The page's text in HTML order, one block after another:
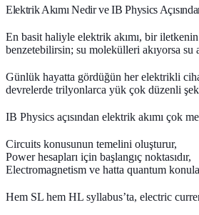
Elektrik Akımı Nedir ve IB Physics
En basit haliyle elektrik akımı, bir
benzetebilirsin; su molekülleri akıyorsa su
Günlük hayatta gördüğün her elektrikli
devrelerde trilyonlarca yük çok düzenli
IB Physics açısından elektrik akımı çok
Circuits konusunun temelini oluşturur,
Power hesapları için başlangıç noktasıdır,
Electromagnetism ve hatta quantum
Hem SL hem HL syllabus’ta, electric